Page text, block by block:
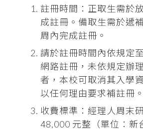
註冊時間：正取生需於
成註冊。備取生需於遞
周內完成註冊。
請於註冊時間內依規定
網路註冊，未依規定辦
者，本校可取消其入學
以任何理由要求補註冊。
收費標準：經理人周末
48,000 元整（單位：新